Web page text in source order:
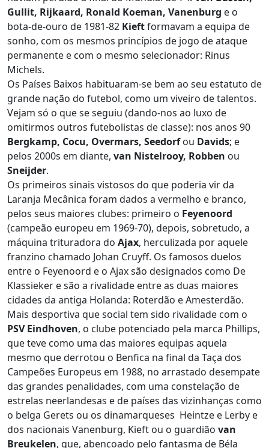
Gullit, Rijkaard, Ronald Koeman, Vanenburg e o
bota-de-ouro de 1981-82 Kieftformavam a equipa de
sonho, com os mesmos princípios de jogo de ataque
permanente e com o mesmo selecionador: Rinus
Michels.
Os Países Baixos habituaram-se bem ao seu estatuto de
grande nação do futebol, como um viveiro de talentos.
Vejam só o que se seguiu (dando-nos ao luxo de
omitirmos outros futebolistas de classe): nos anos 90
Bergkamp, Cocu, Overmars, Seedorfou Davids; e
pelos 2000s em diante, van Nistelrooy, Robben ou
Sneijder.
Os primeiros sinais vistosos do que poderia vir da
Laranja Mecânica foram dados a vermelho e branco,
pelos seus maiores clubes: primeiro o Feyenoord
(campeão europeu em 1969-70), depois, sobretudo, a
máquina trituradora do Ajax, herculizada por aquele
franzino chamado Johan Cruyff. Os famosos duelos
entre o Feyenoord e o Ajax são designados como De
Klassieker e são a rivalidade entre as duas maiores
cidades da antiga Holanda: Roterdão e Amesterdão.
Mais desportiva que social tem sido rivalidade com o
PSV Eindhoven, o clube potenciado pela marca Phillips,
que teve como uma das maiores equipas aquela
mesmo que derrotou o Benfica na final da Taça dos
Campeões Europeus em 1988, no arrastado desempate
das grandes penalidades, com uma constelação de
estrelas neerlandesas e de países das vizinhanças como
o belga Gerets ou os dinamarqueses Heintze e Lerby e
dos nacionais Vanenburg, Kieft ou o guardião van
Breukelen, que, abençoado pelo fantasma de Béla